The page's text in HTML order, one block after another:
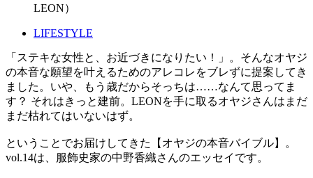
LEON）
LIFESTYLE
「ステキな女性と、お近づきになりたい！」。そんなオヤジ
の本音な願望を叶えるためのアレコレをブレずに提案してき
ました。いや、もう歳だからそっちは……なんて思ってま
す？ それはきっと建前。LEONを手に取るオヤジさんはまだ
まだ枯れてはいないはず。
ということでお届けしてきた【オヤジの本音バイブル】。
vol.14は、服飾史家の中野香織さんのエッセイです。